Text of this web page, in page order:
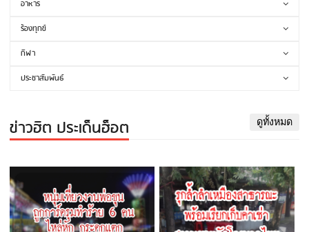
อาหาร
ร้องทุกข์
กีฬา
ประชาสัมพันธ์
ข่าวฮิต ประเด็นฮ็อต ดูทั้งหมด